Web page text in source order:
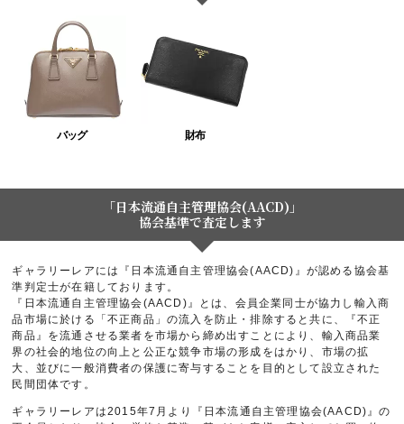
バッグ 財布
「日本流通自主管理協会(AACD)」
協会基準で査定します
ギャラリーレアには『日本流通自主管理協会(AACD)』が認める協会基
準判定士が在籍しております。
『日本流通自主管理協会(AACD)』とは、会員企業同士が協力し輸入商
品市場に於ける「不正商品」の流入を防止・排除すると共に、『不正
商品』を流通させる業者を市場から締め出すことにより、輸入商品業
界の社会的地位の向上と公正な競争市場の形成をはかり、市場の拡
大、並びに一般消費者の保護に寄与することを目的として設立された
民間団体です。
ギャラリーレアは2015年7月より『日本流通自主管理協会(AACD)』の